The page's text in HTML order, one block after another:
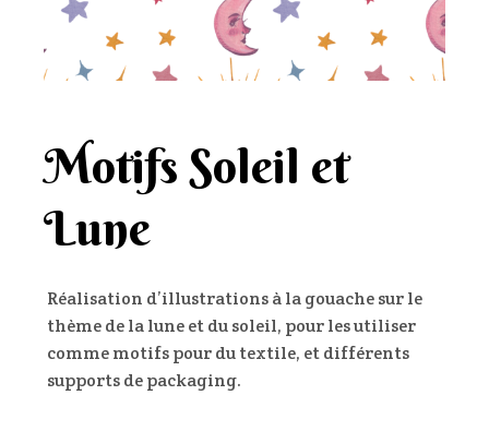
Motifs Soleil et
Lune
Réalisation d’illustrations à la gouache sur le
thème de la lune et du soleil, pour les utiliser
comme motifs pour du textile, et différents
supports de packaging.